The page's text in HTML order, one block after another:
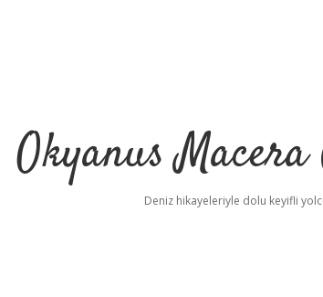
Okyanus
Deniz hikayeleriyle dolu keyifli